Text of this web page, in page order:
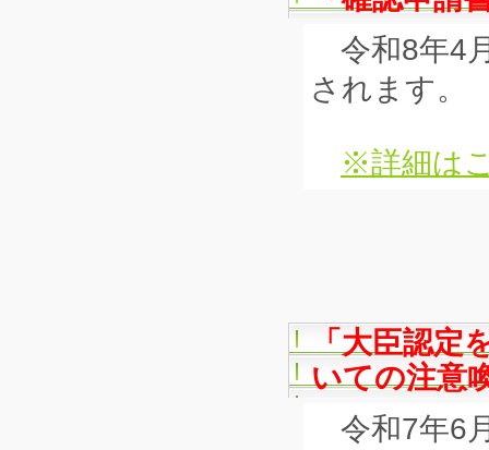
令和8年4
されます。
※詳細は
「大臣認定
いての注意
令和7年6